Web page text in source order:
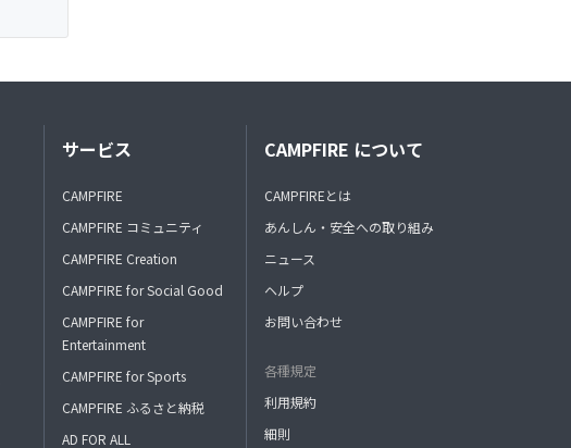
サービス
CAMPFIRE
CAMPFIRE コミュニティ
CAMPFIRE Creation
CAMPFIRE for Social Good
CAMPFIRE for
Entertainment
CAMPFIRE for Sports
CAMPFIRE ふるさと納税
AD FOR ALL
CAMPFIRE について
CAMPFIREとは
あんしん・安全への取り組み
ニュース
ヘルプ
お問い合わせ
各種規定
利用規約
細則